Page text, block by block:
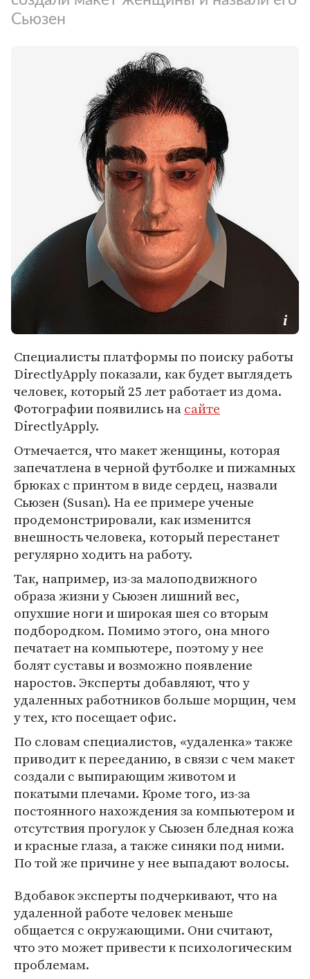
Сьюзен
Специалисты платформы по поиску работы
DirectlyApply показали, как будет выглядеть
человек, который 25 лет работает из дома.
Фотографии появились насайте
DirectlyApply.
Отмечается, что макет женщины, которая
запечатлена в черной футболке и пижамных
брюках с принтом в виде сердец, назвали
Сьюзен (Susan). На ее примере ученые
продемонстрировали, как изменится
внешность человека, который перестанет
регулярно ходить на работу.
Так, например, из-за малоподвижного
образа жизни у Сьюзен лишний вес,
опухшие ноги и широкая шея со вторым
подбородком. Помимо этого, она много
печатает на компьютере, поэтому у нее
болят суставы и возможно появление
наростов. Эксперты добавляют, что у
удаленных работников больше морщин, чем
у тех, кто посещает офис.
По словам специалистов, «удаленка» также
приводит к перееданию, в связи с чем макет
создали с выпирающим животом и
покатыми плечами. Кроме того, из-за
постоянного нахождения за компьютером и
отсутствия прогулок у Сьюзен бледная кожа
и красные глаза, а также синяки под ними.
По той же причине у нее выпадают волосы.
Вдобавок эксперты подчеркивают, что на
удаленной работе человек меньше
общается с окружающими. Они считают,
что это может привести к психологическим
проблемам.